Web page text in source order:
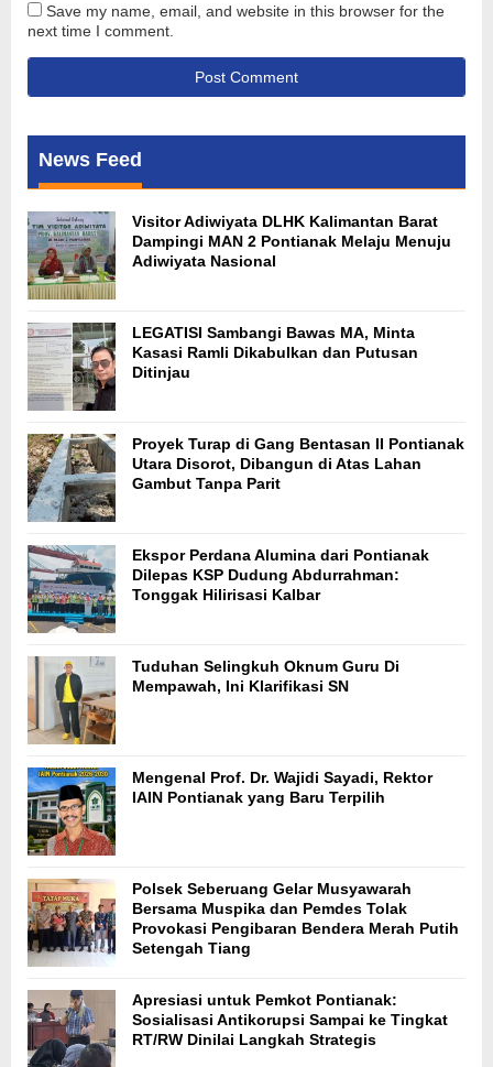
Save my name, email, and website in this browser for the
next time I comment.
News Feed
Visitor Adiwiyata DLHK Kalimantan Barat
Dampingi MAN 2 Pontianak Melaju Menuju
Adiwiyata Nasional
LEGATISI Sambangi Bawas MA, Minta
Kasasi Ramli Dikabulkan dan Putusan
Ditinjau
Proyek Turap di Gang Bentasan II Pontianak
Utara Disorot, Dibangun di Atas Lahan
Gambut Tanpa Parit
Ekspor Perdana Alumina dari Pontianak
Dilepas KSP Dudung Abdurrahman:
Tonggak Hilirisasi Kalbar
Tuduhan Selingkuh Oknum Guru Di
Mempawah, Ini Klarifikasi SN
Mengenal Prof. Dr. Wajidi Sayadi, Rektor
IAIN Pontianak yang Baru Terpilih
Polsek Seberuang Gelar Musyawarah
Bersama Muspika dan Pemdes Tolak
Provokasi Pengibaran Bendera Merah Putih
Setengah Tiang
Apresiasi untuk Pemkot Pontianak:
Sosialisasi Antikorupsi Sampai ke Tingkat
RT/RW Dinilai Langkah Strategis